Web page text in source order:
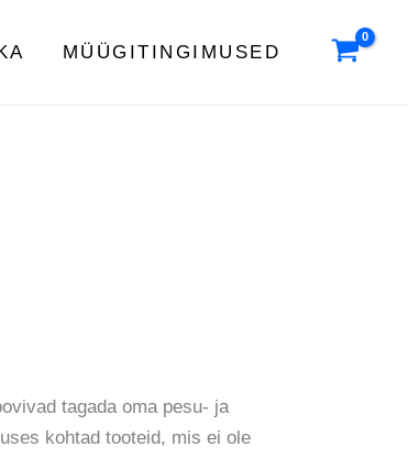
MÜÜGITINGIMUSED
tagada oma pesu- ja
kohtad tooteid, mis ei ole